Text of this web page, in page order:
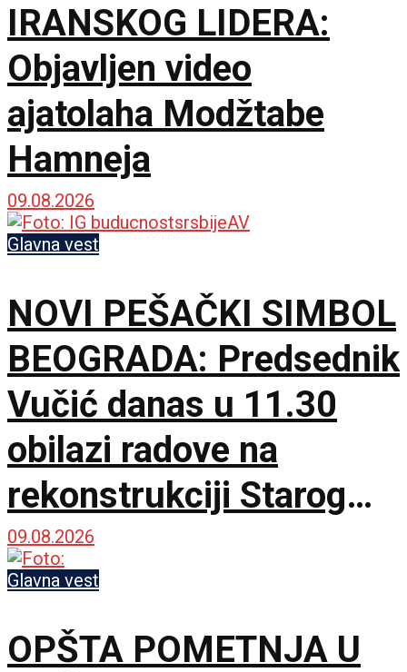
IRANSKOG LIDERA:
Objavljen video
ajatolaha Modžtabe
Hamneja
09.08.2026
Glavna vest
NOVI PEŠAČKI SIMBOL
BEOGRADA: Predsednik
Vučić danas u 11.30
obilazi radove na
rekonstrukciji Starog
železničkog mosta
09.08.2026
Glavna vest
OPŠTA POMETNJA U